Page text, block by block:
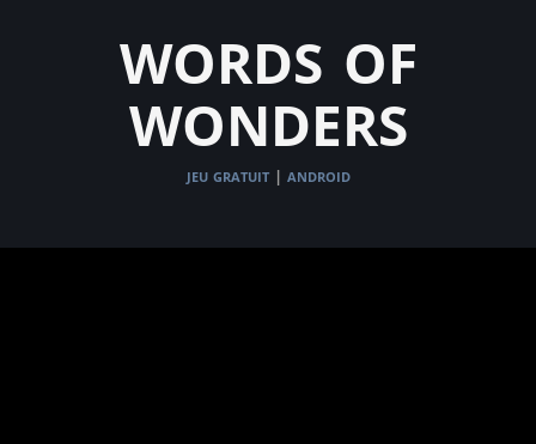
words of
wonders
jeu gratuit | android